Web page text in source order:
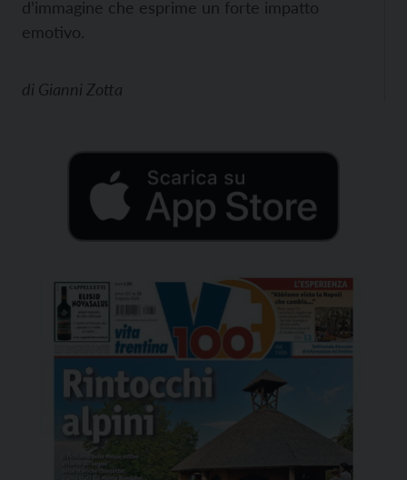
d’immagine che esprime un forte impatto
emotivo.
di Gianni Zotta